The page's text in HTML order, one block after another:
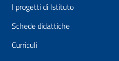
I progetti di Istituto
Schede didattiche
Curriculi